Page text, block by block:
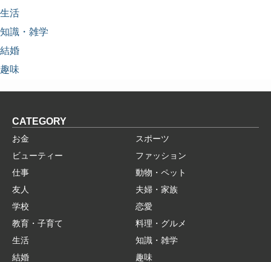
生活
知識・雑学
結婚
趣味
CATEGORY
お金
スポーツ
ビューティー
ファッション
仕事
動物・ペット
友人
夫婦・家族
学校
恋愛
教育・子育て
料理・グルメ
生活
知識・雑学
結婚
趣味